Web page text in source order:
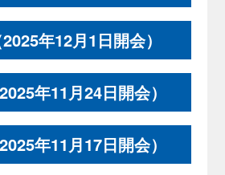
年12月1日開会）
年11月24日開会）
年11月17日開会）